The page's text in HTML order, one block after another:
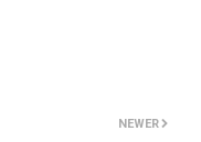
NEWER